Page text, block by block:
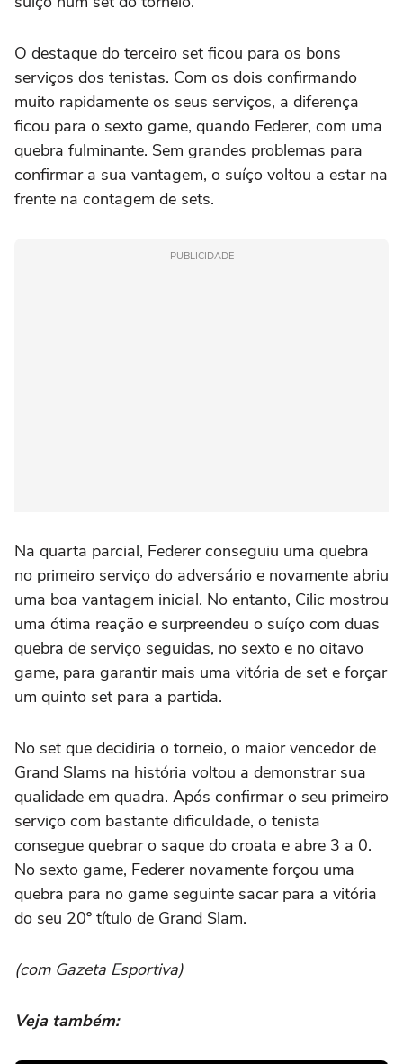
O destaque do terceiro set ficou para os bons
serviços dos tenistas. Com os dois confirmando
muito rapidamente os seus serviços, a diferença
ficou para o sexto game, quando Federer, com uma
quebra fulminante. Sem grandes problemas para
confirmar a sua vantagem, o suíço voltou a estar na
frente na contagem de sets.
PUBLICIDADE
Na quarta parcial, Federer conseguiu uma quebra
no primeiro serviço do adversário e novamente abriu
uma boa vantagem inicial. No entanto, Cilic mostrou
uma ótima reação e surpreendeu o suíço com duas
quebra de serviço seguidas, no sexto e no oitavo
game, para garantir mais uma vitória de set e forçar
um quinto set para a partida.
No set que decidiria o torneio, o maior vencedor de
Grand Slams na história voltou a demonstrar sua
qualidade em quadra. Após confirmar o seu primeiro
serviço com bastante dificuldade, o tenista
consegue quebrar o saque do croata e abre 3 a 0.
No sexto game, Federer novamente forçou uma
quebra para no game seguinte sacar para a vitória
do seu 20º título de Grand Slam.
(com Gazeta Esportiva)
Veja também: